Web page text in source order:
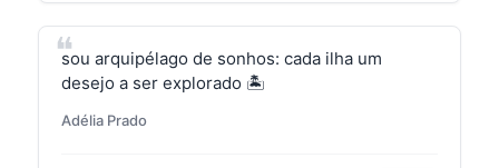
sou arquipélago de sonhos: cada ilha um
desejo a ser explorado 🏝️
Adélia Prado